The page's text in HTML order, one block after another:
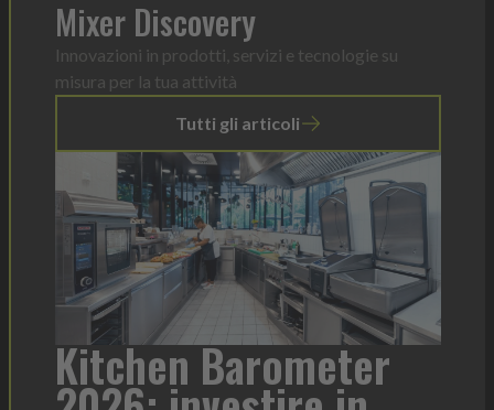
Mixer Discovery
Innovazioni in prodotti, servizi e tecnologie su
misura per la tua attività
Tutti gli articoli
Heinz